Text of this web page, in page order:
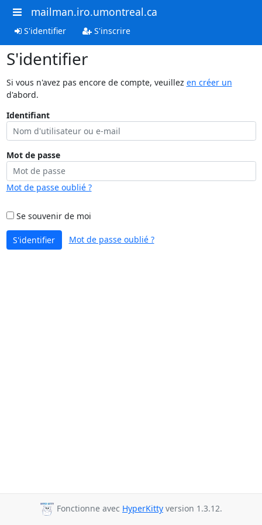
mailman.iro.umontreal.ca
S'identifier S'inscrire
S'identifier
Si vous n'avez pas encore de compte, veuillez en créer un
d'abord.
Identifiant
Mot de passe
Mot de passe oublié ?
Se souvenir de moi
S'identifier Mot de passe oublié ?
Fonctionne avec HyperKitty version 1.3.12.